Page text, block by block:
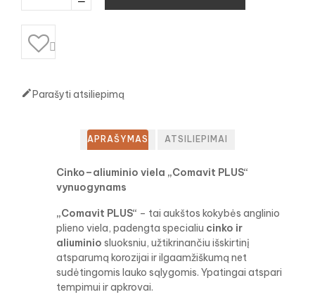

Parašyti atsiliepimą
APRAŠYMAS ATSILIEPIMAI
Cinko–aliuminio viela „Comavit PLUS“
vynuogynams
„Comavit PLUS“ – tai aukštos kokybės anglinio
plieno viela, padengta specialiu cinko ir
aliuminio sluoksniu, užtikrinančiu išskirtinį
atsparumą korozijai ir ilgaamžiškumą net
sudėtingomis lauko sąlygomis. Ypatingai atspari
tempimui ir apkrovai.